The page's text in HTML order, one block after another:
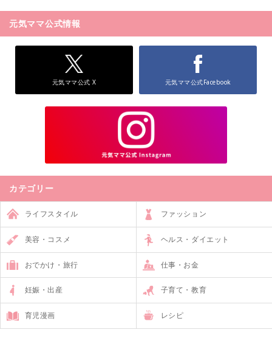
元気ママ公式情報
元気ママ公式 X 元気ママ公式Facebook
カテゴリー
ライフスタイル ファッション
美容・コスメ ヘルス・ダイエット
おでかけ・旅行 仕事・お金
妊娠・出産 子育て・教育
育児漫画 レシピ